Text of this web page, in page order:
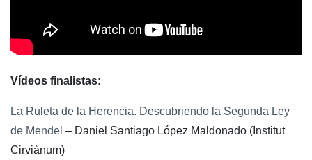
Vídeos finalistas:
La Ruleta de la Herencia. Descubriendo la Segunda Ley
de Mendel – Daniel Santiago López Maldonado (Institut
Cirviànum)